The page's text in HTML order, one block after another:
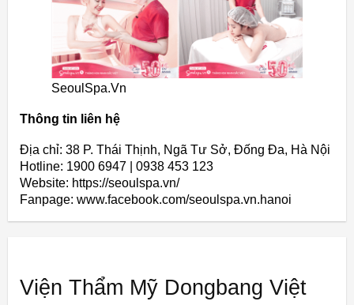
SeoulSpa.Vn
Thông tin liên hệ
Địa chỉ: 38 P. Thái Thịnh, Ngã Tư Sở, Đống Đa, Hà Nội
Hotline: 1900 6947 | 0938 453 123
Website: https://seoulspa.vn/
Fanpage: www.facebook.com/seoulspa.vn.hanoi
Viện Thẩm Mỹ Dongbang Việt